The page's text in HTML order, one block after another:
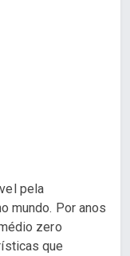
pela
mundo. Por anos
zero
que